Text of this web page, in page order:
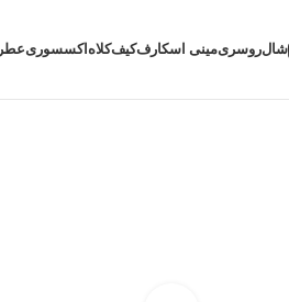
شالروسریمینی اسکارفکیفکلاه اکسسوریعطر